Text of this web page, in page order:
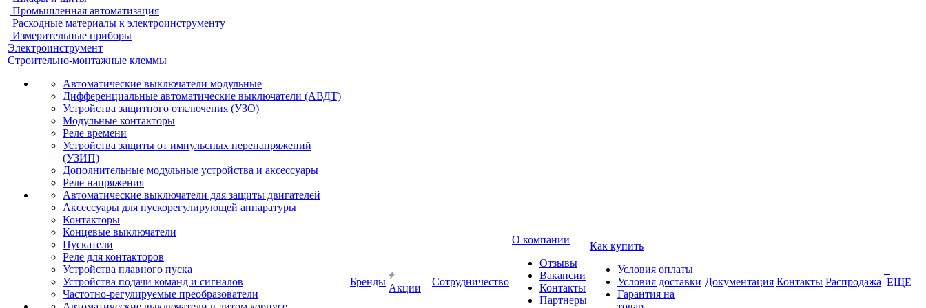
Промышленная автоматизация
Расходные материалы к электроинструменту
Измерительные приборы
Электроинструмент
Строительно-монтажные клеммы
Автоматические выключатели модульные
Дифференциальные автоматические выключатели (АВДТ)
Устройства защитного отключения (УЗО)
Модульные контакторы
Реле времени
Устройства защиты от импульсных перенапряжений
(УЗИП)
Дополнительные модульные устройства и аксессуары
Реле напряжения
Автоматические выключатели для защиты двигателей
Аксессуары для пускорегулирующей аппаратуры
Контакторы
Концевые выключатели
Пускатели
Реле для контакторов
Устройства плавного пуска
Устройства подачи команд и сигналов
Частотно-регулируемые преобразователи
Бренды
Акции
Сотрудничество
О компании
Отзывы
Вакансии
Контакты
Партнеры
Как купить
Условия оплаты
Условия доставки
Гарантия на
Документация Контакты Распродажа
+
ЕЩЕ